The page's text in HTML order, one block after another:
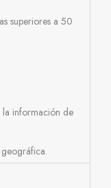
superiores a 50
la información de